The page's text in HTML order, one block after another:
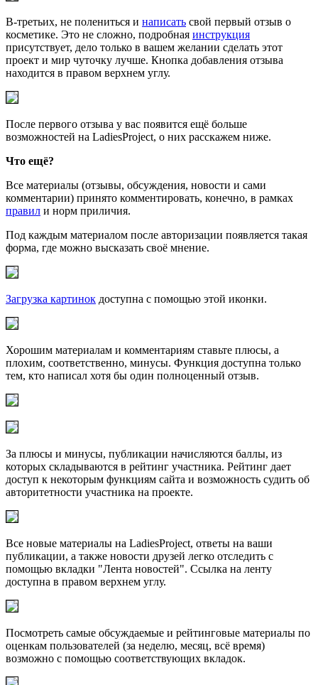
В-третьих, не полениться и написать свой первый отзыв о
косметике. Это не сложно, подробная инструкция
присутствует, дело только в вашем желании сделать этот
проект и мир чуточку лучше. Кнопка добавления отзыва
находится в правом верхнем углу.
После первого отзыва у вас появится ещё больше
возможностей на LadiesProject, о них расскажем ниже.
Что ещё?
Все материалы (отзывы, обсуждения, новости и сами
комментарии) принято комментировать, конечно, в рамках
правил и норм приличия.
Под каждым материалом после авторизации появляется такая
форма, где можно высказать своё мнение.
Загрузка картинок доступна с помощью этой иконки.
Хорошим материалам и комментариям ставьте плюсы, а
плохим, соответственно, минусы. Функция доступна только
тем, кто написал хотя бы один полноценный отзыв.
За плюсы и минусы, публикации начисляются баллы, из
которых складываются в рейтинг участника. Рейтинг дает
доступ к некоторым функциям сайта и возможность судить об
авторитетности участника на проекте.
Все новые материалы на LadiesProject, ответы на ваши
публикации, а также новости друзей легко отследить с
помощью вкладки "Лента новостей". Ссылка на ленту
доступна в правом верхнем углу.
Посмотреть самые обсуждаемые и рейтинговые материалы по
оценкам пользователей (за неделю, месяц, всё время)
возможно с помощью соответствующих вкладок.